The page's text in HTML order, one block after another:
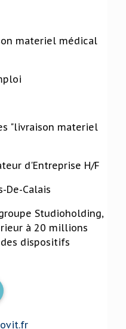
materiel médical
"livraison materiel
d'Entreprise H/F
De-Calais
Studioholding,
à 20 millions
dispositifs